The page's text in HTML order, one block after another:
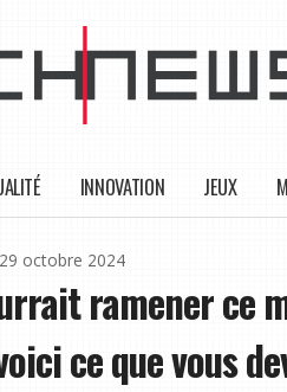
INNOVATION JEUX
octobre 2024
ramener ce
ce que vous